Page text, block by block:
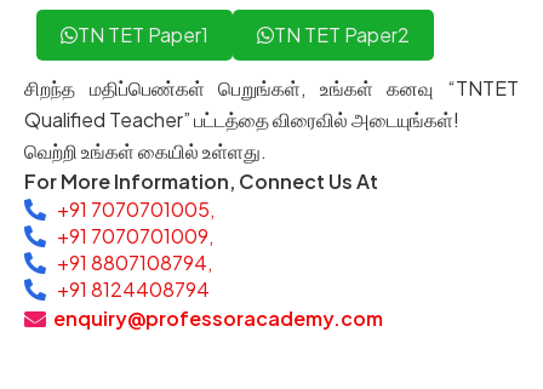
TN TET Paper1 TN TET Paper2
சிறந்த மதிப்பெண்கள் பெறுங்கள், உங்கள் கனவு “TNTET
Qualified Teacher” பட்டத்தை விரைவில் அடையுங்கள்!
வெற்றி உங்கள் கையில் உள்ளது.
For More Information, Connect Us At
+91 7070701005,
+91 7070701009,
+91 8807108794,
+91 8124408794
enquiry@professoracademy.com